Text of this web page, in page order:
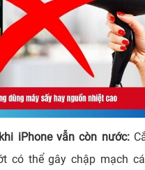
iPhone vẫn còn nước:
có thể gây chập mạch